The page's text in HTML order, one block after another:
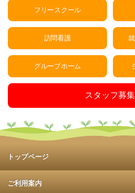
フリースクール
訪問看護
グループホーム
スタッフ募集
トップページ
ご利用案内